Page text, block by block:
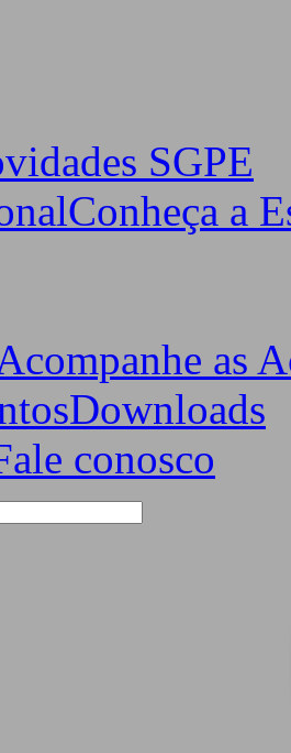
SGPE
Conheça a
as
Downloads
conosco